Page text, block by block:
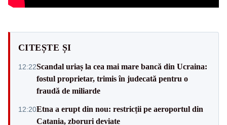
CITEȘTE ȘI
12:22Scandal uriaș la cea mai mare bancă din Ucraina:
fostul proprietar, trimis în judecată pentru o
fraudă de miliarde
12:20Etna a erupt din nou: restricții pe aeroportul din
Catania, zboruri deviate